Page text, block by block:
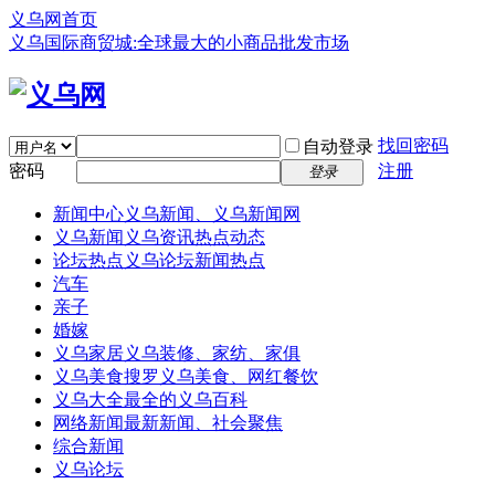
义乌网首页
义乌国际商贸城:全球最大的小商品批发市场
自动登录 找回密码
密码
登录 注册
新闻中心义乌新闻、义乌新闻网
义乌新闻 义乌资讯热点动态
论坛热点 义乌论坛新闻热点
汽车
亲子
婚嫁
义乌家居义乌装修、家纺、家俱
义乌美食搜罗义乌美食、网红餐饮
义乌大全最全的义乌百科
网络新闻最新新闻、社会聚焦
综合新闻
义乌论坛